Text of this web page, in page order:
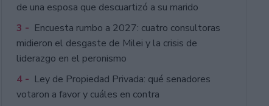
de una esposa que descuartizó a su marido
3 - Encuesta rumbo a 2027: cuatro consultoras
midieron el desgaste de Milei y la crisis de
liderazgo en el peronismo
4 - Ley de Propiedad Privada: qué senadores
votaron a favor y cuáles en contra